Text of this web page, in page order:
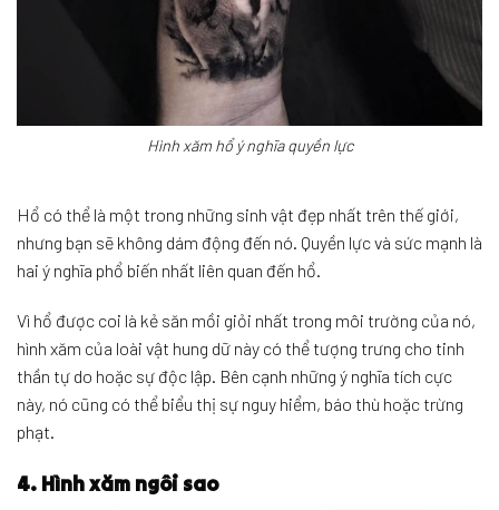
Hình xăm hổ ý nghĩa quyền lực
Hổ có thể là một trong những sinh vật đẹp nhất trên thế giới,
nhưng bạn sẽ không dám động đến nó. Quyền lực và sức mạnh là
hai ý nghĩa phổ biến nhất liên quan đến hổ.
Vì hổ được coi là kẻ săn mồi giỏi nhất trong môi trường của nó,
hình xăm của loài vật hung dữ này có thể tượng trưng cho tinh
thần tự do hoặc sự độc lập. Bên cạnh những ý nghĩa tích cực
này, nó cũng có thể biểu thị sự nguy hiểm, báo thù hoặc trừng
phạt.
4. Hình xăm ngôi sao